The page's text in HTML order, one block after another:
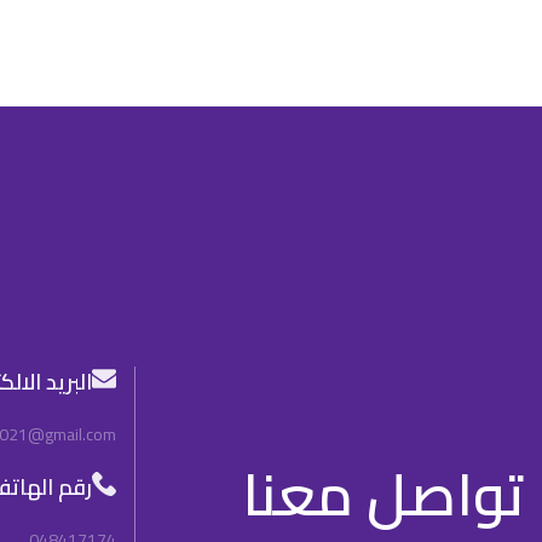
تواصل معنا
البريد
رقم